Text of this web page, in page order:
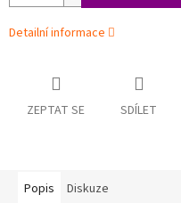
Detailní informace
ZEPTAT SE SDÍLET
Popis Diskuze